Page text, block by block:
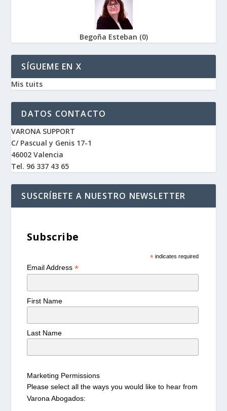
Begoña Esteban (0)
SÍGUEME EN X
Mis tuits
DATOS CONTACTO
VARONA SUPPORT
C/ Pascual y Genis 17-1
46002 Valencia
Tel. 96 337 43 65
SUSCRÍBETE A NUESTRO NEWSLETTER
Subscribe
*indicates required
Email Address*
First Name
Last Name
Marketing Permissions
Please select all the ways you would like to hear from
Varona Abogados: